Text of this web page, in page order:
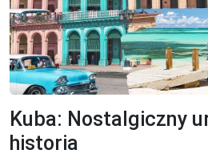
Kuba: Nostalgiczny
historia